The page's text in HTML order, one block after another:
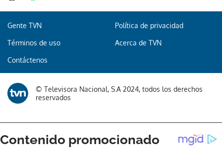
Gente TVN Política de privacidad
Términos de uso Acerca de TVN
Contáctenos
© Televisora Nacional, S.A 2024, todos los derechos
reservados